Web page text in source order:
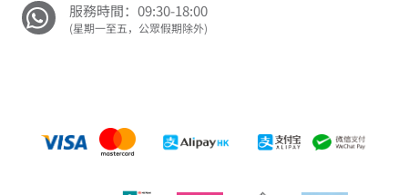
服務時間：09:30-18:00
(星期一至五，公眾假期除外)